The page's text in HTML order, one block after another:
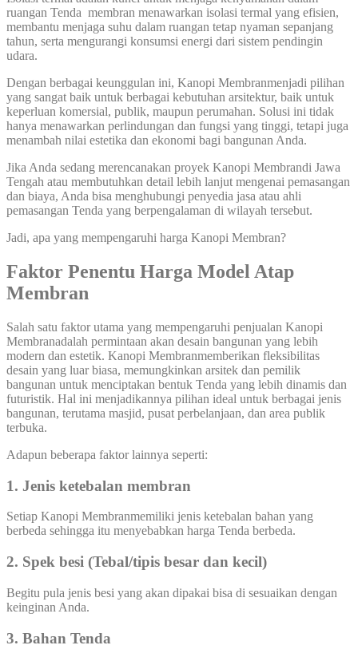
ruangan Tenda membran menawarkan isolasi termal yang efisien,
membantu menjaga suhu dalam ruangan tetap nyaman sepanjang
tahun, serta mengurangi konsumsi energi dari sistem pendingin
udara.
Dengan berbagai keunggulan ini, Kanopi Membranmenjadi pilihan
yang sangat baik untuk berbagai kebutuhan arsitektur, baik untuk
keperluan komersial, publik, maupun perumahan. Solusi ini tidak
hanya menawarkan perlindungan dan fungsi yang tinggi, tetapi juga
menambah nilai estetika dan ekonomi bagi bangunan Anda.
Jika Anda sedang merencanakan proyek Kanopi Membrandi Jawa
Tengah atau membutuhkan detail lebih lanjut mengenai pemasangan
dan biaya, Anda bisa menghubungi penyedia jasa atau ahli
pemasangan Tenda yang berpengalaman di wilayah tersebut.
Jadi, apa yang mempengaruhi harga Kanopi Membran?
Faktor Penentu Harga Model Atap
Membran
Salah satu faktor utama yang mempengaruhi penjualan Kanopi
Membranadalah permintaan akan desain bangunan yang lebih
modern dan estetik. Kanopi Membranmemberikan fleksibilitas
desain yang luar biasa, memungkinkan arsitek dan pemilik
bangunan untuk menciptakan bentuk Tenda yang lebih dinamis dan
futuristik. Hal ini menjadikannya pilihan ideal untuk berbagai jenis
bangunan, terutama masjid, pusat perbelanjaan, dan area publik
terbuka.
Adapun beberapa faktor lainnya seperti:
1. Jenis ketebalan membran
Setiap Kanopi Membranmemiliki jenis ketebalan bahan yang
berbeda sehingga itu menyebabkan harga Tenda berbeda.
2. Spek besi (Tebal/tipis besar dan kecil)
Begitu pula jenis besi yang akan dipakai bisa di sesuaikan dengan
keinginan Anda.
3. Bahan Tenda